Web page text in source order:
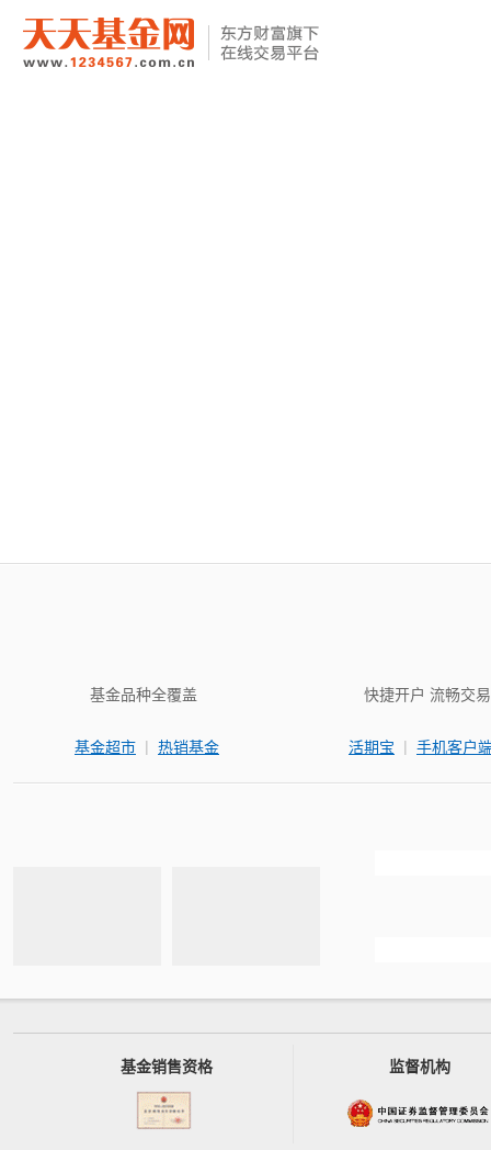
基金品种全覆盖
基金超市 | 热销基金
快捷开户 流畅交易
活期宝 | 手机客户
基金销售资格 监督机构